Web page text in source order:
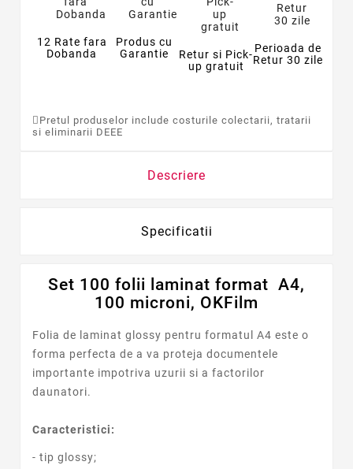
12 Rate fara
Dobanda
Produs cu
Garantie
Retur si Pick-
up gratuit
Perioada de
Retur 30 zile
Pretul produselor include costurile colectarii, tratarii
si eliminarii DEEE
Descriere
Specificatii
Set 100 folii laminat format A4,
100 microni, OKFilm
Folia de laminat glossy pentru formatul A4 este o
forma perfecta de a va proteja documentele
importante impotriva uzurii si a factorilor
daunatori.
Caracteristici:
- tip glossy;